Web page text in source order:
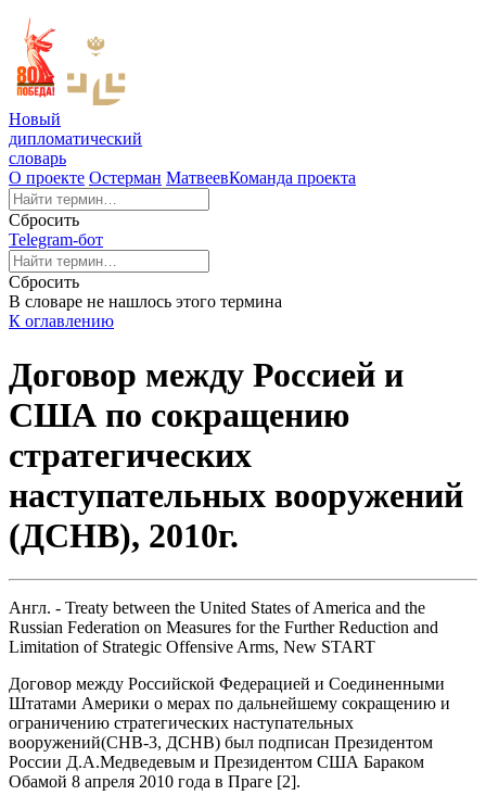
Новый
дипломатический
словарь
О проекте Остерман МатвеевКоманда проекта
Сбросить
Telegram-бот
Сбросить
В словаре не нашлось этого термина
К оглавлению
Договор между Россией и
США по сокращению
стратегических
наступательных вооружений
(ДСНВ), 2010г.
Англ. - Treaty between the United States of America and the
Russian Federation on Measures for the Further Reduction and
Limitation of Strategic Offensive Arms, New START
Договор между Российской Федерацией и Соединенными
Штатами Америки о мерах по дальнейшему сокращению и
ограничению стратегических наступательных
вооружений(СНВ-3, ДСНВ) был подписан Президентом
России Д.А.Медведевым и Президентом США Бараком
Обамой 8 апреля 2010 года в Праге [2].